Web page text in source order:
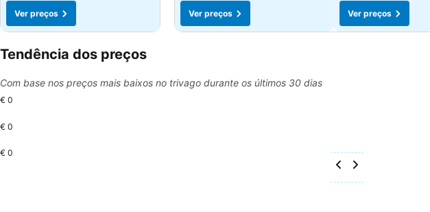
Ver preços
Ver preços
Ver preços
Tendência dos preços
Com base nos preços mais baixos no trivago durante os últimos 30 dias
€ 0
€ 0
€ 0